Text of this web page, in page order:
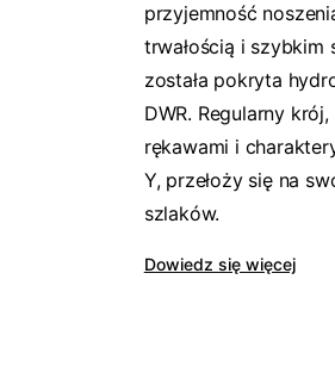
przyjemność
trwałością i szybkim
została pokryta
DWR. Regularny
rękawami i
Y, przełoży się na
szlaków.
Dowiedz się więcej